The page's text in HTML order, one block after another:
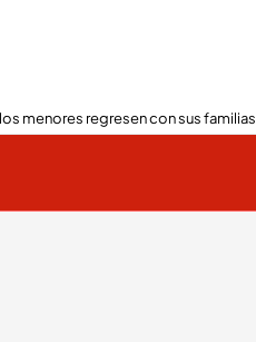
menores regresen con sus familias